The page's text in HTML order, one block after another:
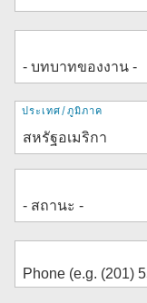
ที่
อยู่
ประเทศ/ภูมิภาค